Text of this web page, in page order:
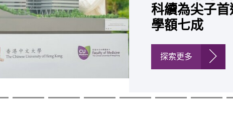
科續為尖子
學額七成
探索更多
價值醫療
探索更多
銳減六成 縮
間
探索更多
成為今屆醫藥
學者
探索更多
醫狀元走出
21世紀妙手
探索更多
常「盲點」
及異常妊娠風
探索更多
助開創嶄新
探索更多
廢餵食」新功
探索更多
因異常而引
「慢性病」
探索更多
榮膺亞洲糖
探索更多
覆蓋
探索更多
John K.
探索更多
藥物可改善
探索更多